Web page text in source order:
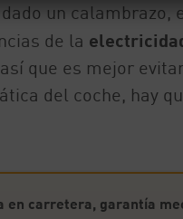
un calambrazo,
de la
que es mejor
del coche, hay
en carretera, garantía